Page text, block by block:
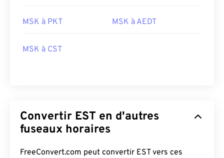
MSK à PKT MSK à AEDT
MSK à CST
Convertir EST en d'autres
fuseaux horaires
FreeConvert.com peut convertir EST vers ces